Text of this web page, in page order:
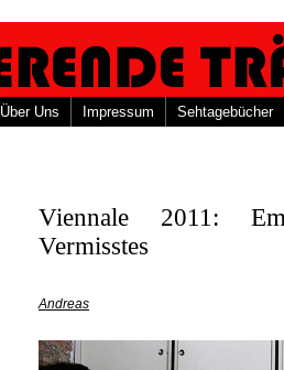
Über Uns Impressum Sehtagebücher
Viennale 2011:
Vermisstes
Andreas